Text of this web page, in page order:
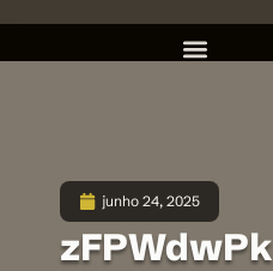
junho 24, 2025
zFPWdwPk